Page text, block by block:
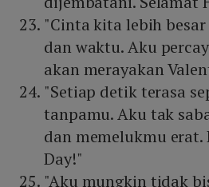
"Cinta kita lebih
dan waktu. Aku
akan merayakan
"Setiap detik terasa
tanpamu. Aku tak
dan memelukmu erat.
Day!"
"Aku mungkin tidak